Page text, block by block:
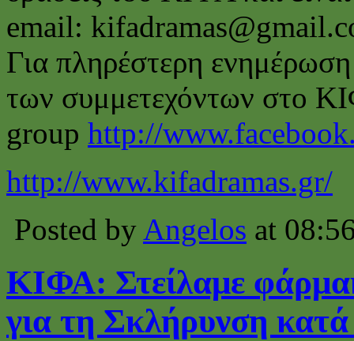
email:
Για πληρέστερη ενημέρωση
των συμμετεχόντων στο
group http://
http://www.kifadramas.gr/
Posted by Angelos at
ΚΙΦΑ: Στείλαμε
για τη Σκλήρυνση